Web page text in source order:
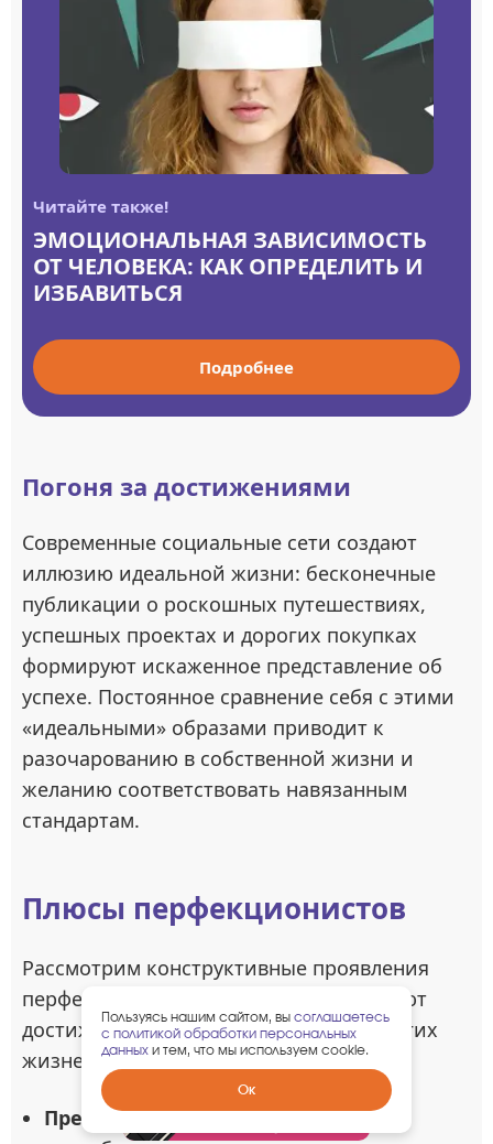
Читайте также!
ЭМОЦИОНАЛЬНАЯ ЗАВИСИМОСТЬ
ОТ ЧЕЛОВЕКА: КАК ОПРЕДЕЛИТЬ И
ИЗБАВИТЬСЯ
Подробнее
Погоня за достижениями
Современные социальные сети создают
иллюзию идеальной жизни: бесконечные
публикации о роскошных путешествиях,
успешных проектах и дорогих покупках
формируют искаженное представление об
успехе. Постоянное сравнение себя с этими
«идеальными» образами приводит к
разочарованию в собственной жизни и
желанию соответствовать навязанным
стандартам.
Плюсы перфекционистов
Рассмотрим конструктивные проявления
перфекционизма, которые способствуют
достижению целей без ущерба для других
жизненных сфер.
Премиальное качество работы:
Забрать
гарантированный
Пользуясь нашим сайтом, вы соглашаетесь
с политикой обработки персональных
данных и тем, что мы используем cookie.
Ок